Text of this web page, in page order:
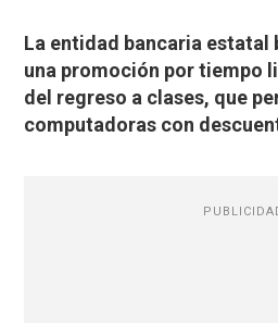
La entidad bancaria estatal
una promoción por tiempo
del regreso a clases, que
computadoras con